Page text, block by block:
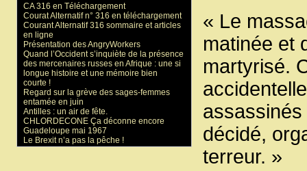
« Le
matinée et
martyrisé.
décidé,
terreur. »
CA 316 en Téléchargement
Courat Alternatif n° 316 en téléchargement
Courant Alternatif 316 sommaire et articles
en ligne
Présentation des AngryWorkers
Quand l’Occident s’inquiète de la présence
des mercenaires russes en Afrique : une si
longue histoire et une mémoire bien
courte !
Regard sur la grève des sages-femmes
entamée en juin
Antilles : un air de fête.
CHLORDECONE Ça déconne encore
Guadeloupe mai 1967
Le Brexit n’a pas la pêche !